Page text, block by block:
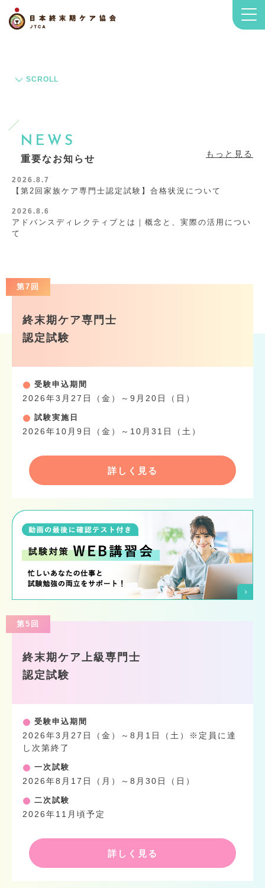
SCROLL
NEWS
重要なお知らせ
2026.8.7
【第2回家族ケア専門士認定試験】合格状況について
2026.8.6
アドバンスディレクティブとは｜概念と、実際の活用につい
て
もっと見る
第7回
終末期ケア専門士
認定試験
受験申込期間
2026年3月27日（金）～9月20日（日）
試験実施日
2026年10月9日（金）～10月31日（土）
詳しく見る
第5回
終末期ケア上級専門士
認定試験
受験申込期間
2026年3月27日（金）～8月1日（土）※定員に達
し次第終了
一次試験
2026年8月17日（月）～8月30日（日）
二次試験
2026年11月頃予定
詳しく見る